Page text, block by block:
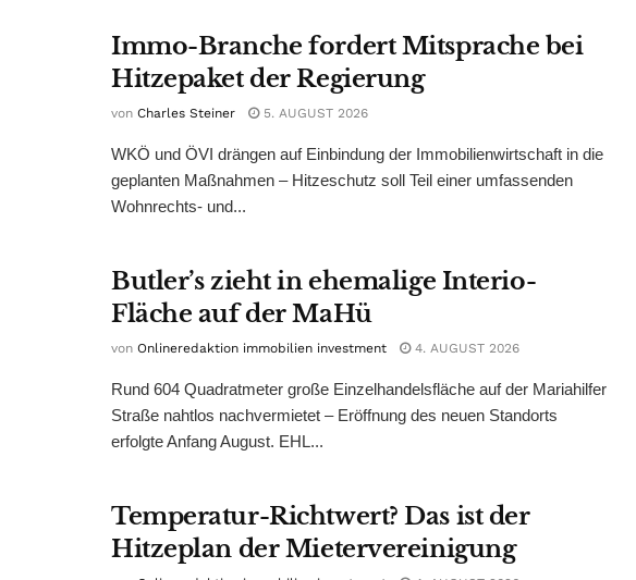
Immo-Branche fordert Mitsprache bei
Hitzepaket der Regierung
von Charles Steiner 5. AUGUST 2026
WKÖ und ÖVI drängen auf Einbindung der Immobilienwirtschaft in die
geplanten Maßnahmen – Hitzeschutz soll Teil einer umfassenden
Wohnrechts- und...
Butler’s zieht in ehemalige Interio-
Fläche auf der MaHü
von Onlineredaktion immobilien investment 4. AUGUST 2026
Rund 604 Quadratmeter große Einzelhandelsfläche auf der Mariahilfer
Straße nahtlos nachvermietet – Eröffnung des neuen Standorts
erfolgte Anfang August. EHL...
Temperatur-Richtwert? Das ist der
Hitzeplan der Mietervereinigung